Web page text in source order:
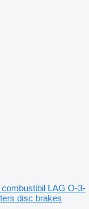
LAG O-3-
disc brakes